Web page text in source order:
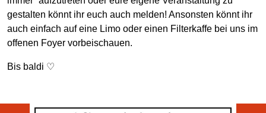
gestalten könnt ihr euch auch melden! Ansonsten könnt ihr
auch einfach auf eine Limo oder einen Filterkaffe bei uns im
offenen Foyer vorbeischauen.
Bis baldi ♡